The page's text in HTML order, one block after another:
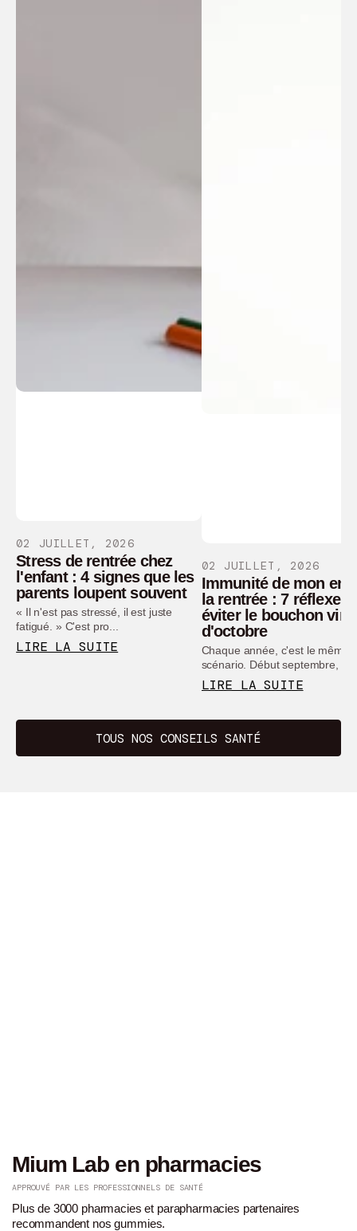
02 JUILLET, 2026
Stress de rentrée chez
l'enfant : 4 signes que les
parents loupent souvent
« Il n'est pas stressé, il est juste
fatigué. » C'est pro...
LIRE LA SUITE
02 JUILLET, 2026
Immunité de mon
la rentrée : 7 réflexes
éviter le bouchon viral
d'octobre
Chaque année, c'est le même
scénario. Début septembre,
LIRE LA SUITE
TOUS NOS CONSEILS SANTÉ
Mium Lab en pharmacies
APPROUVÉ PAR LES PROFESSIONNELS DE SANTÉ
Plus de 3000 pharmacies et parapharmacies partenaires
recommandent nos gummies.